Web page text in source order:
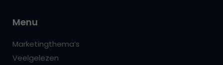
Menu
Marketingthema’s
Veelgelezen